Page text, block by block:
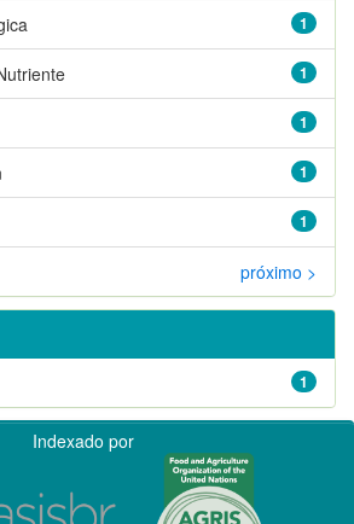
1
1
1
1
1
próximo >
1
Indexado por